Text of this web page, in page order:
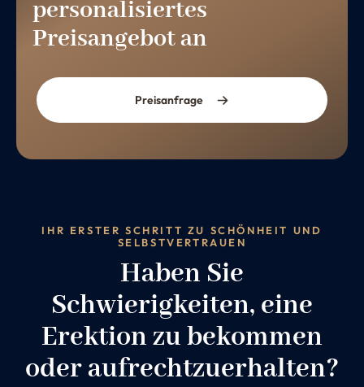
personalisiertes
Preisangebot an
Preisanfrage
IHR ERSTER SCHRITT ZU SCHÖNHEIT UND
SELBSTVERTRAUEN
Haben Sie
Schwierigkeiten, eine
Erektion zu bekommen
oder aufrechtzuerhalten?